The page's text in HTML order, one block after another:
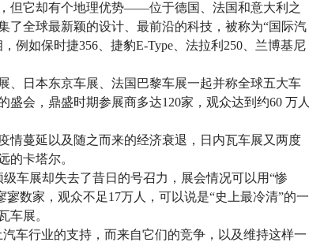
但它却有个地理优势——位于德国、法国和意大利之
了全球最新颖的设计、最前沿的科技，被称为“国际汽
例如保时捷356、捷豹E-Type、法拉利250、兰博基尼
、日本东京车展、法国巴黎车展一起并称全球五大车
会，鼎盛时期参展商多达120家，观众达到约60 万人
情蔓延以及随之而来的经济衰退，日内瓦车展又两度
的卡塔尔。
车展却失去了昔日的号召力，展会情况可以用“惨
数家，观众不足17万人，可以说是“史上最冷清”的一
车展。
车行业的支持，而来自它们的竞争，以及维持这样一